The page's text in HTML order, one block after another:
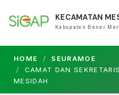
KECAMATAN
Kabupaten Bener
HOME
SEURAMOE
CAMAT DAN
MESIDAH